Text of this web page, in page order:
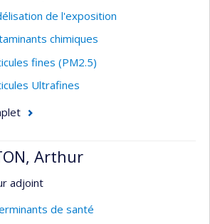
de l'exposition
chimiques
fines (PM2.5)
Ultrafines
Arthur
adjoint
de santé